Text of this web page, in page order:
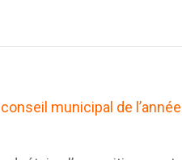
municipal de